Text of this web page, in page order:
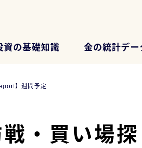
資の基礎知識 金の統計デー
】週間予定
戦・買い場